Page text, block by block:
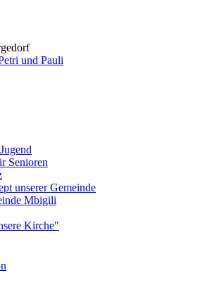
Senioren
unserer Gemeinde
Mbigili
Kirche"